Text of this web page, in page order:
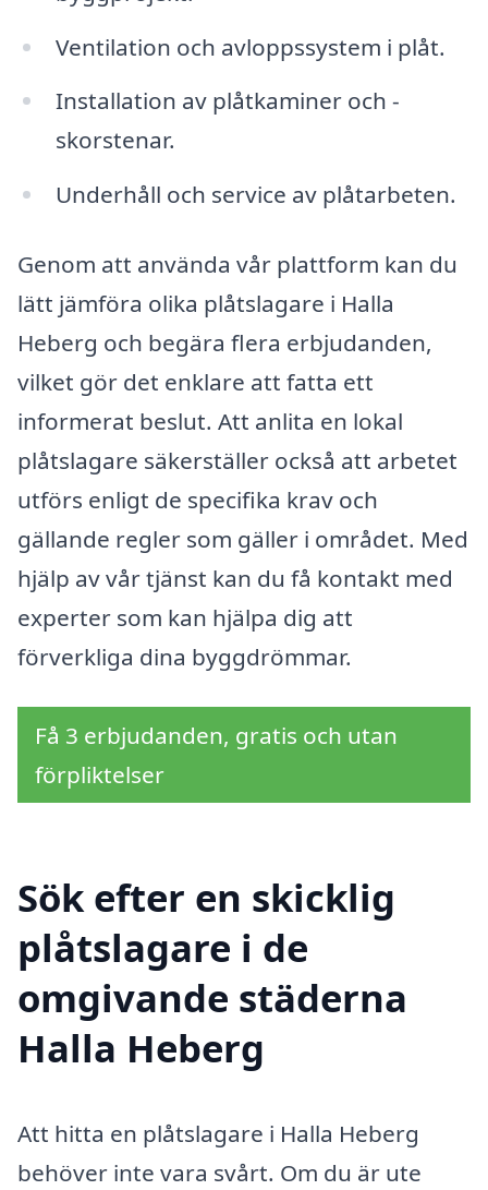
Ventilation och avloppssystem i plåt.
Installation av plåtkaminer och -
skorstenar.
Underhåll och service av plåtarbeten.
Genom att använda vår plattform kan du
lätt jämföra olika plåtslagare i Halla
Heberg och begära flera erbjudanden,
vilket gör det enklare att fatta ett
informerat beslut. Att anlita en lokal
plåtslagare säkerställer också att arbetet
utförs enligt de specifika krav och
gällande regler som gäller i området. Med
hjälp av vår tjänst kan du få kontakt med
experter som kan hjälpa dig att
förverkliga dina byggdrömmar.
Få 3 erbjudanden, gratis och utan
förpliktelser
Sök efter en skicklig
plåtslagare i de
omgivande städerna
Halla Heberg
Att hitta en plåtslagare i Halla Heberg
behöver inte vara svårt. Om du är ute